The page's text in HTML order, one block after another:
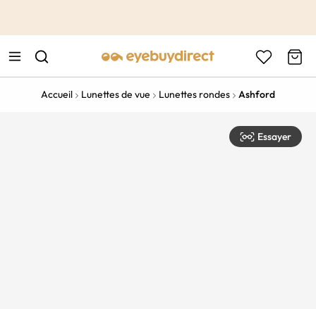
Accueil Lunettes de vue Lunettes rondes Ashford
Essayer